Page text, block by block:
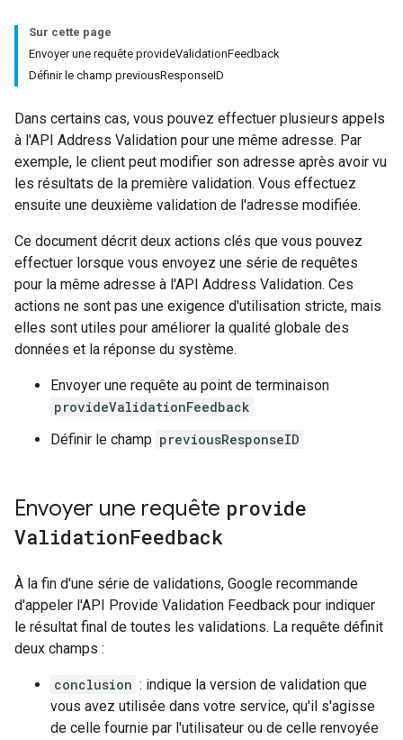
Sur cette page
Envoyer une requête provideValidationFeedback
Définir le champ previousResponseID
Dans certains cas, vous pouvez effectuer plusieurs appels
à l'API Address Validation pour une même adresse. Par
exemple, le client peut modifier son adresse après avoir vu
les résultats de la première validation. Vous effectuez
ensuite une deuxième validation de l'adresse modifiée.
Ce document décrit deux actions clés que vous pouvez
effectuer lorsque vous envoyez une série de requêtes
pour la même adresse à l'API Address Validation. Ces
actions ne sont pas une exigence d'utilisation stricte, mais
elles sont utiles pour améliorer la qualité globale des
données et la réponse du système.
Envoyer une requête au point de terminaison
provideValidationFeedback
Définir le champ previousResponseID
Envoyer une requête provide
ValidationFeedback
À la fin d'une série de validations, Google recommande
d'appeler l'API Provide Validation Feedback pour indiquer
le résultat final de toutes les validations. La requête définit
deux champs :
conclusion : indique la version de validation que
vous avez utilisée dans votre service, qu'il s'agisse
de celle fournie par l'utilisateur ou de celle renvoyée